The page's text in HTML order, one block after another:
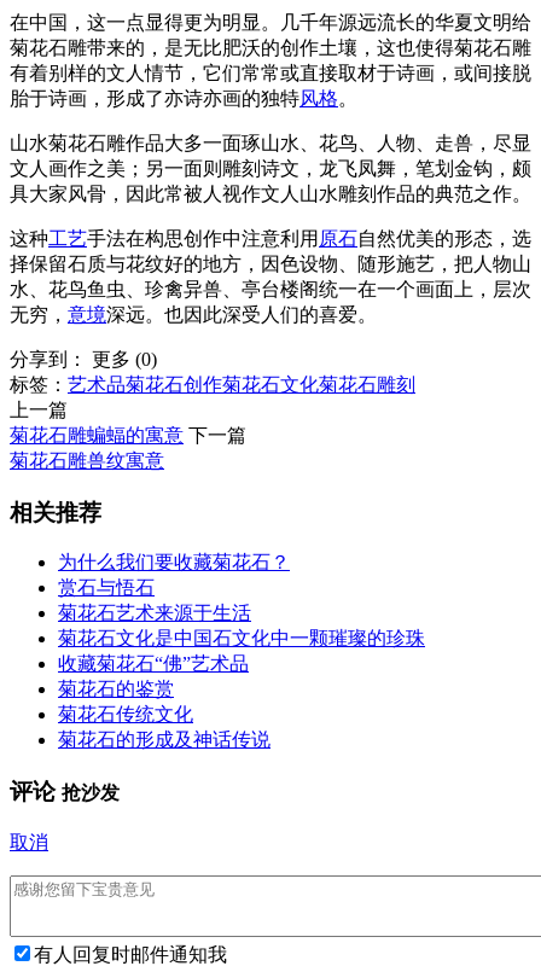
在中国，这一点显得更为明显。几千年源远流长的华夏文明给
菊花石雕带来的，是无比肥沃的创作土壤，这也使得菊花石雕
有着别样的文人情节，它们常常或直接取材于诗画，或间接脱
胎于诗画，形成了亦诗亦画的独特风格。
山水菊花石雕作品大多一面琢山水、花鸟、人物、走兽，尽显
文人画作之美；另一面则雕刻诗文，龙飞凤舞，笔划金钩，颇
具大家风骨，因此常被人视作文人山水雕刻作品的典范之作。
这种工艺手法在构思创作中注意利用 原石自然优美的形态，选
择保留石质与花纹好的地方，因色设物、随形施艺，把人物山
水、花鸟鱼虫、珍禽异兽、亭台楼阁统一在一个画面上，层次
无穷， 意境深远。也因此深受人们的喜爱。
分享到： 更多 (0)
标签： 艺术品菊花石创作菊花石文化菊花石雕刻
上一篇
菊花石雕蝙蝠的寓意 下一篇
菊花石雕兽纹寓意
相关推荐
为什么我们要收藏菊花石？
赏石与悟石
菊花石艺术来源于生活
菊花石文化是中国石文化中一颗璀璨的珍珠
收藏菊花石“佛”艺术品
菊花石的鉴赏
菊花石传统文化
菊花石的形成及神话传说
评论 抢沙发
取消
有人回复时邮件通知我